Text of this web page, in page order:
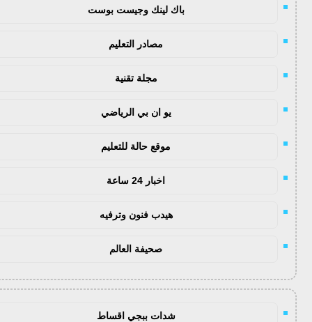
باك لينك وجيست بوست
مصادر التعليم
مجلة تقنية
يو ان بي الرياضي
موقع حالة للتعليم
اخبار 24 ساعة
هيدب فنون وترفيه
صحيفة العالم
شدات ببجي اقساط